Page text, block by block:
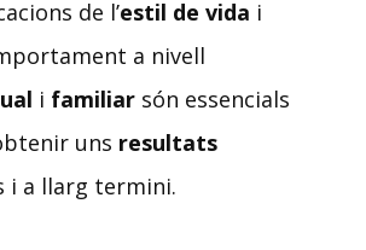
de l’estil de vida i
a nivell
i familiar són essencials
uns resultats
i a llarg termini.